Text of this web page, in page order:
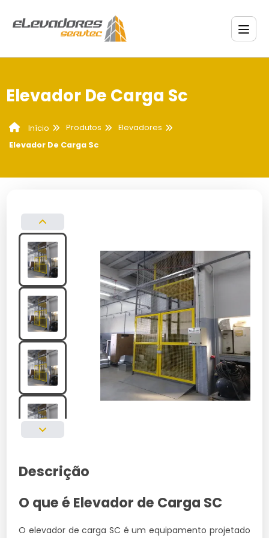
Elevador De Carga Sc
Início Produtos
Elevadores
Elevador De Carga Sc
Descrição
O que é Elevador de Carga SC
O elevador de carga SC é um equipamento projetado